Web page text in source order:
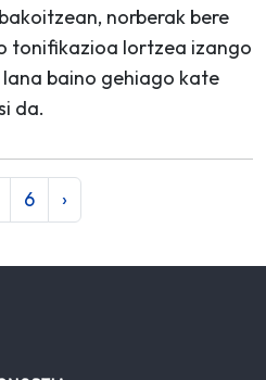
norberak bere
tonifikazioa lortzea izango
baino gehiago kate
da.
6 ›